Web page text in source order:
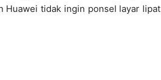
Huawei tidak ingin ponsel layar lipat